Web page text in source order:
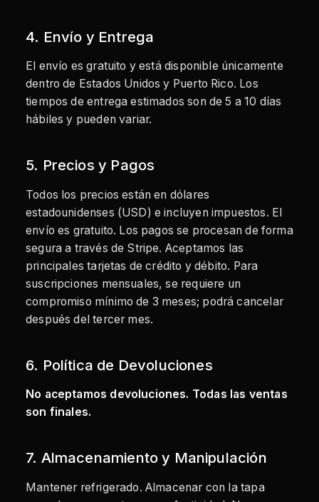
4. Envío y Entrega
El envío es gratuito y está disponible únicamente
dentro de Estados Unidos y Puerto Rico. Los
tiempos de entrega estimados son de 5 a 10 días
hábiles y pueden variar.
5. Precios y Pagos
Todos los precios están en dólares
estadounidenses (USD) e incluyen impuestos. El
envío es gratuito. Los pagos se procesan de forma
segura a través de Stripe. Aceptamos las
principales tarjetas de crédito y débito. Para
suscripciones mensuales, se requiere un
compromiso mínimo de 3 meses; podrá cancelar
después del tercer mes.
6. Política de Devoluciones
No aceptamos devoluciones. Todas las ventas
son finales.
7. Almacenamiento y Manipulación
Mantener refrigerado. Almacenar con la tapa